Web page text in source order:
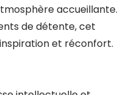
accueillante.
de détente, cet
et réconfort.